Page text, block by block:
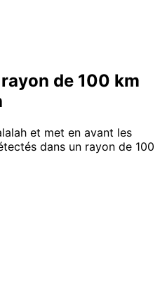
de 100 km
et met en avant les
dans un rayon de 100